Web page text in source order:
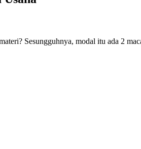
Sesungguhnya, modal itu ada 2